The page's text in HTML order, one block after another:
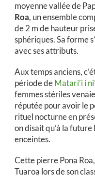
moyenne vallée de
Roa, un ensemble
de 2 m de hauteur
sphériques. Sa forme
avec ses attributs.
Aux temps anciens,
période deMatari’i i
femmes stériles
réputée pour avoir le
rituel nocturne en
on disait qu’à la
enceintes.
Cette pierre Pona
Tuaroa lors de son